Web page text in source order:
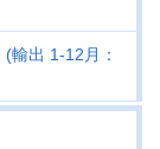
輸出 1-12月：